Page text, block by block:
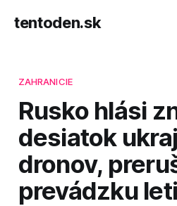
tentoden.sk
ZAHRANICIE
Rusko hlási
desiatok
dronov,
prevádzku